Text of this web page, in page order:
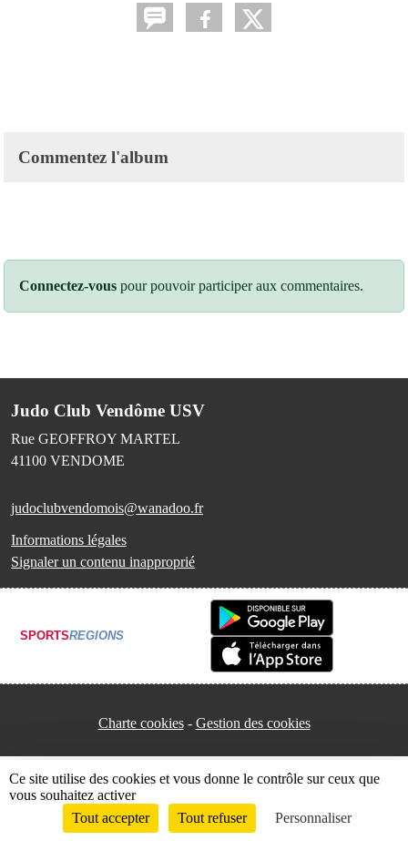
Commentez l'album
Connectez-vous pour pouvoir participer aux commentaires.
Judo Club Vendôme USV
Rue GEOFFROY MARTEL
41100 VENDOME
judoclubvendomois@wanadoo.fr
Informations légales
Signaler un contenu inapproprié
SPORTSREGIONS
Charte cookies Gestion des cookies
Envie de participer ? Connexion
Ce site utilise des cookies et vous donne le contrôle sur ceux que
vous souhaitez activer
Tout accepter
Tout refuser Personnaliser